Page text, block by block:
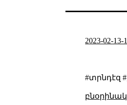
2023-02-13-
#տրնդէզ